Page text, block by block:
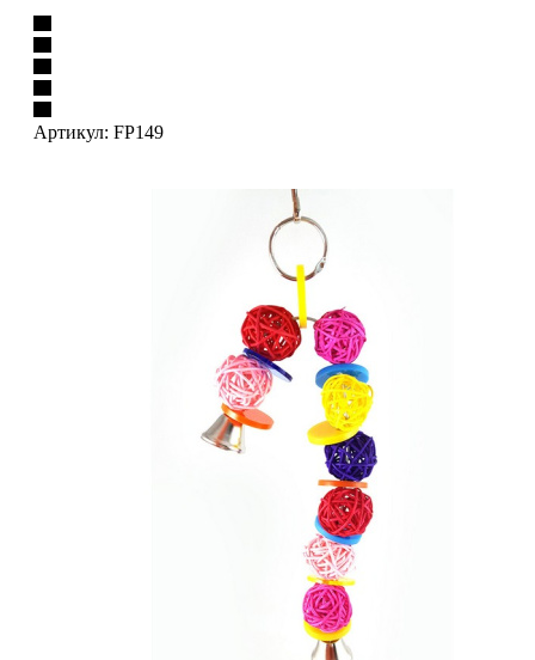
Артикул: FP149